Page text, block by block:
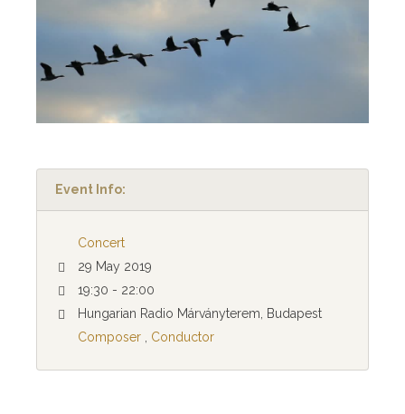
Event Info:
Concert
29 May 2019
19:30 - 22:00
Hungarian Radio Márványterem, Budapest
Composer, Conductor